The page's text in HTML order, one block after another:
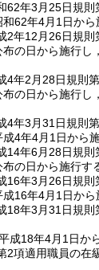
62年3月25日規則
62年4月1日から
2年12月26日規則
布の日から施行し
4年2月28日規則
布の日から施行し
4年3月31日規則
4年4月1日から施
14年6月28日規則
の日から施行す
16年3月26日規則
16年4月1日から
18年3月31日規則
成18年4月1日か
2項適用職員の在